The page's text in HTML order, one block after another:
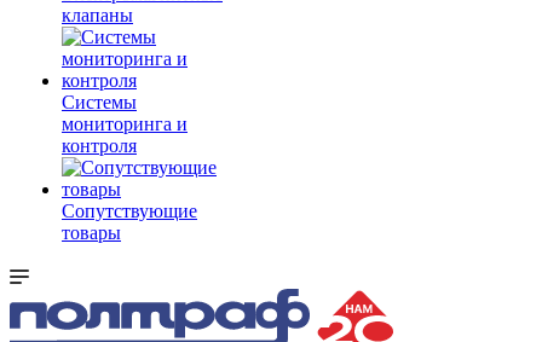
клапаны
Системы
мониторинга и
контроля
Сопутствующие
товары